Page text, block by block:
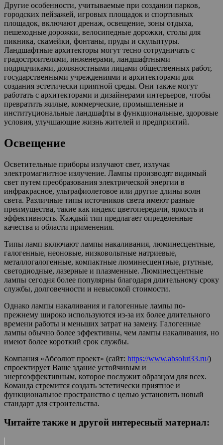
Другие особенности, учитываемые при создании парков,
городских пейзажей, игровых площадок и спортивных
площадок, включают дренаж, освещение, зоны отдыха,
пешеходные дорожки, велосипедные дорожки, столы для
пикника, скамейки, фонтаны, пруды и скульптуры.
Ландшафтные архитекторы могут тесно сотрудничать с
градостроителями, инженерами, ландшафтными
подрядчиками, должностными лицами общественных работ,
государственными учреждениями и архитекторами для
создания эстетически приятной среды. Они также могут
работать с архитекторами и дизайнерами интерьеров, чтобы
превратить жилые, коммерческие, промышленные и
институциональные ландшафты в функциональные, здоровые
условия, улучшающие жизнь жителей и предприятий.
Освещение
Осветительные приборы излучают свет, излучая
электромагнитное излучение. Лампы производят видимый
свет путем преобразования электрической энергии в
инфракрасное, ультрафиолетовое или другие длины волн
света. Различные типы источников света имеют разные
преимущества, такие как индекс цветопередачи, яркость и
эффективность. Каждый тип предлагает определенные
качества и области применения.
Типы ламп включают лампы накаливания, люминесцентные,
галогенные, неоновые, низковольтные натриевые,
металлогалогенные, компактные люминесцентные, ртутные,
светодиодные, лазерные и плазменные. Люминесцентные
лампы сегодня более популярны благодаря длительному сроку
службы, долговечности и невысокой стоимости.
Однако лампы накаливания и галогенные лампы по-
прежнему широко используются из-за их более длительного
времени работы и меньших затрат на замену. Галогенные
лампы обычно более эффективны, чем лампы накаливания, но
имеют более короткий срок службы.
Компания «Абсолют проект» (сайт: https://www.absolut33.ru/)
спроектирует Ваше здание устойчивым и
энергоэффективным, которое послужит образцом для всех.
Команда стремится создать эстетически приятное и
функциональное пространство с целью установить новый
стандарт для строительства.
Читайте также и другой интересный материал: